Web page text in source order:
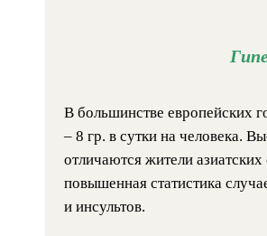
В большинстве европейских
– 8 гр. в сутки на человека.
отличаются жители
повышенная статистика
и инсультов.